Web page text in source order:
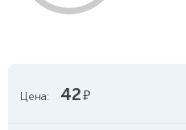
Цена: 42руб.